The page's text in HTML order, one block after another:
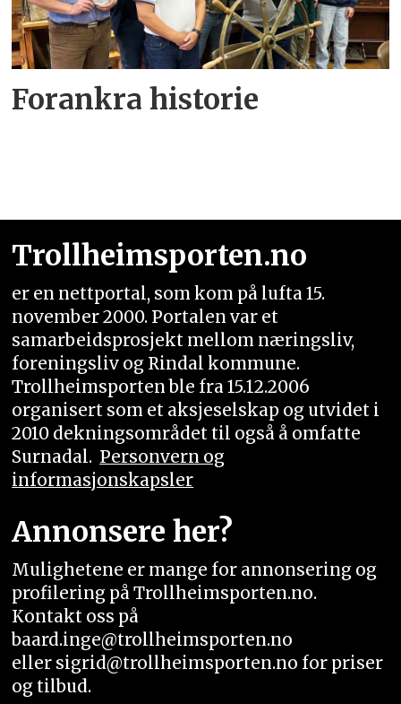
Forankra historie
Trollheimsporten.no
er en nettportal, som kom på lufta 15.
november 2000. Portalen var et
samarbeidsprosjekt mellom næringsliv,
foreningsliv og Rindal kommune.
Trollheimsporten ble fra 15.12.2006
organisert som et aksjeselskap og utvidet i
2010 dekningsområdet til også å omfatte
Surnadal. Personvern og
informasjonskapsler
Annonsere her?
Mulighetene er mange for annonsering og
profilering på Trollheimsporten.no.
Kontakt oss på
baard.inge@trollheimsporten.no
eller sigrid@trollheimsporten.no for priser
og tilbud.